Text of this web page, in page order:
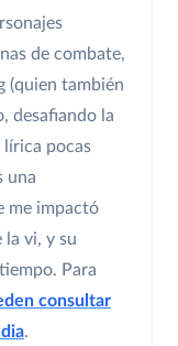
de combate,
(quien también
desafiando la
lírica pocas
una
me impactó
la vi, y su
Para
consultar
.